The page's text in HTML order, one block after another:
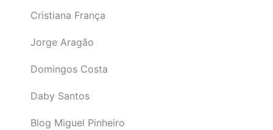
Cristiana França
Jorge Aragão
Domingos Costa
Daby Santos
Blog Miguel Pinheiro